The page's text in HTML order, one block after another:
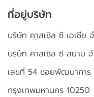
ที่อยู่บริษัท
บริษัท คาสเซิล ซี เอเชีย
บริษัท คาสเซิล ซี สยาม
เลขที่ 54 ซอยพัฒนากา
กรุงเทพมหานคร 10250